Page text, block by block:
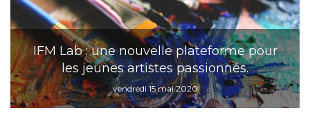
IFM Lab : une nouvelle plateforme pour
les jeunes artistes passionnés.
vendredi 15 mai 2020